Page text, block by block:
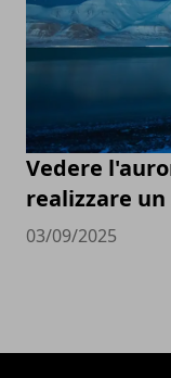
Vedere
realizzare un
03/09/2025